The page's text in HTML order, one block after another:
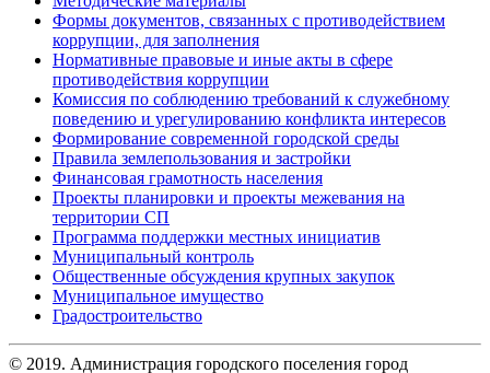
Формы документов, связанных с противодействием
коррупции, для заполнения
Нормативные правовые и иные акты в сфере
противодействия коррупции
Комиссия по соблюдению требований к служебному
поведению и урегулированию конфликта интересов
Формирование современной городской среды
Правила землепользования и застройки
Финансовая грамотность населения
Проекты планировки и проекты межевания на
территории СП
Программа поддержки местных инициатив
Муниципальный контроль
Общественные обсуждения крупных закупок
Муниципальное имущество
Градостроительство
© 2019. Администрация городского поселения город